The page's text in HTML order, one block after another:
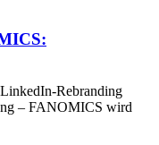
Rebranding
– FANOMICS wird